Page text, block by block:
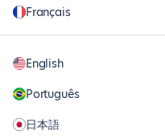
Français
English
Português
日本語